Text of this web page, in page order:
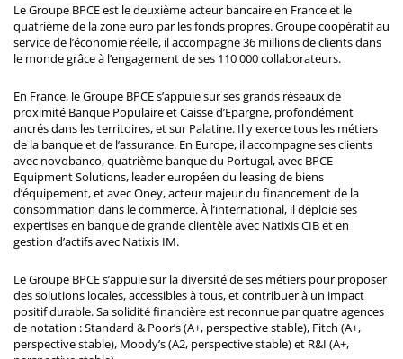
Le Groupe BPCE est le deuxième acteur bancaire en France et le
quatrième de la zone euro par les fonds propres. Groupe coopératif au
service de l’économie réelle, il accompagne 36 millions de clients dans
le monde grâce à l’engagement de ses 110 000 collaborateurs.
En France, le Groupe BPCE s’appuie sur ses grands réseaux de
proximité Banque Populaire et Caisse d’Epargne, profondément
ancrés dans les territoires, et sur Palatine. Il y exerce tous les métiers
de la banque et de l’assurance. En Europe, il accompagne ses clients
avec novobanco, quatrième banque du Portugal, avec BPCE
Equipment Solutions, leader européen du leasing de biens
d’équipement, et avec Oney, acteur majeur du financement de la
consommation dans le commerce. À l’international, il déploie ses
expertises en banque de grande clientèle avec Natixis CIB et en
gestion d’actifs avec Natixis IM.
Le Groupe BPCE s’appuie sur la diversité de ses métiers pour proposer
des solutions locales, accessibles à tous, et contribuer à un impact
positif durable. Sa solidité financière est reconnue par quatre agences
de notation : Standard & Poor’s (A+, perspective stable), Fitch (A+,
perspective stable), Moody’s (A2, perspective stable) et R&I (A+,